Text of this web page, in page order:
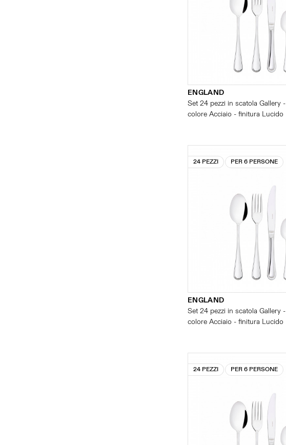
ENGLAND
Set 24 pezzi in scatola Gallery -
colore Acciaio - finitura Lucido
24 PEZZI PER 6 PERSONE
ENGLAND
Set 24 pezzi in scatola Gallery -
colore Acciaio - finitura Lucido
24 PEZZI PER 6 PERSONE